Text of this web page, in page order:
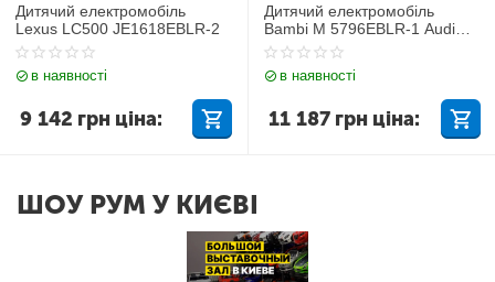
Дитячий електромобіль
Lexus LC500 JE1618EBLR-2
в наявності
9 142 грн ціна:
Дитячий електромобіль
Bambi M 5796EBLR-1 Audi
Q7
в наявності
11 187 грн ціна:
ШОУ РУМ У КИЄВІ